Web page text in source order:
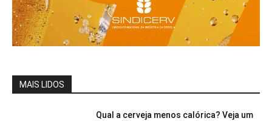
MAIS LIDOS
Qual a cerveja menos calórica? Veja um